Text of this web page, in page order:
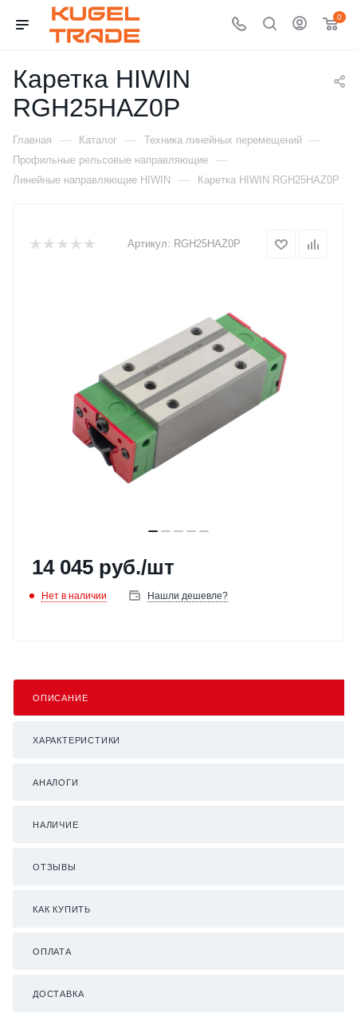
0
Каретка HIWIN
RGH25HAZ0P
Главная — Каталог — Техника линейных перемещений —
Профильные рельсовые направляющие —
Линейные направляющие HIWIN — Каретка HIWIN RGH25HAZ0P
Артикул: RGH25HAZ0P
14 045 руб./шт
Нет в наличии Нашли дешевле?
ОПИСАНИЕ
ХАРАКТЕРИСТИКИ
АНАЛОГИ
НАЛИЧИЕ
ОТЗЫВЫ
КАК КУПИТЬ
ОПЛАТА
ДОСТАВКА